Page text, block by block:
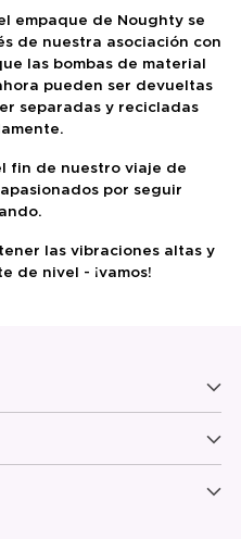
empaque de Noughty se
de nuestra asociación con
las bombas de material
pueden ser devueltas
separadas y recicladas
fin de nuestro viaje de
por seguir
las vibraciones altas y
de nivel - ¡vamos!